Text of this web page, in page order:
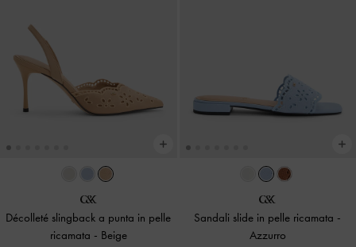
Décolleté slingback a punta in pelle
ricamata - Beige
Sandali slide in pelle ricamata -
Azzurro